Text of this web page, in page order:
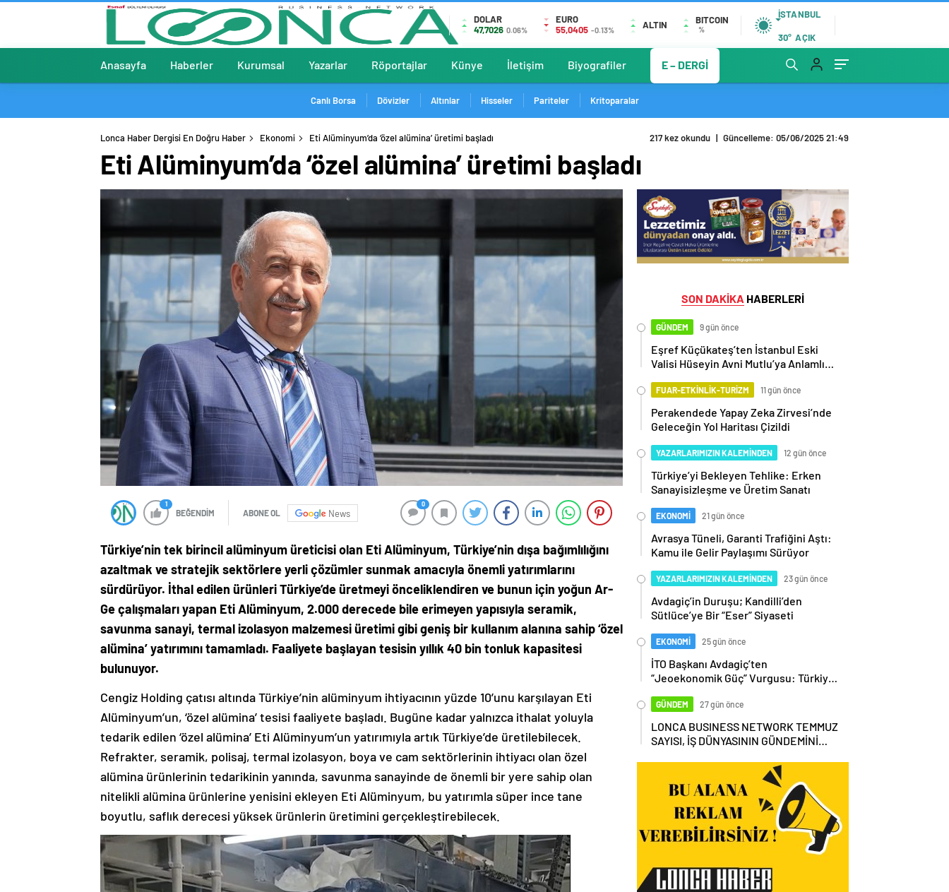
DOLAR
47,7026 0.06%
EURO
55,0405 -0.13% ALTIN BITCOIN
%
İSTANBUL
30° AÇIK
Anasayfa Haberler Kurumsal Yazarlar Röportajlar Künye İletişim Biyografiler E – DERGİ
Canlı Borsa Dövizler Altınlar Hisseler Pariteler Kritoparalar
Lonca Haber Dergisi En Doğru Haber Ekonomi Eti Alüminyum’da ‘özel alümina’ üretimi başladı 217 kez okundu | Güncelleme: 05/06/2025 21:49
Eti Alüminyum’da ‘özel alümina’ üretimi başladı
1
BEĞENDİM ABONE OL News
0
Türkiye’nin tek birincil alüminyum üreticisi olan Eti Alüminyum, Türkiye’nin dışa bağımlılığını
azaltmak ve stratejik sektörlere yerli çözümler sunmak amacıyla önemli yatırımlarını
sürdürüyor. İthal edilen ürünleri Türkiye’de üretmeyi önceliklendiren ve bunun için yoğun Ar-
Ge çalışmaları yapan Eti Alüminyum, 2.000 derecede bile erimeyen yapısıyla seramik,
savunma sanayi, termal izolasyon malzemesi üretimi gibi geniş bir kullanım alanına sahip ‘özel
alümina’ yatırımını tamamladı. Faaliyete başlayan tesisin yıllık 40 bin tonluk kapasitesi
bulunuyor.
Cengiz Holding çatısı altında Türkiye’nin alüminyum ihtiyacının yüzde 10’unu karşılayan Eti
Alüminyum’un, ‘özel alümina’ tesisi faaliyete başladı. Bugüne kadar yalnızca ithalat yoluyla
tedarik edilen ‘özel alümina’ Eti Alüminyum’un yatırımıyla artık Türkiye’de üretilebilecek.
Refrakter, seramik, polisaj, termal izolasyon, boya ve cam sektörlerinin ihtiyacı olan özel
alümina ürünlerinin tedarikinin yanında, savunma sanayinde de önemli bir yere sahip olan
nitelikli alümina ürünlerine yenisini ekleyen Eti Alüminyum, bu yatırımla süper ince tane
boyutlu, saflık derecesi yüksek ürünlerin üretimini gerçekleştirebilecek.
SON DAKİKA HABERLERİ
GÜNDEM 9 gün önce
Eşref Küçükateş’ten İstanbul Eski
Valisi Hüseyin Avni Mutlu’ya Anlamlı
FUAR-ETKİNLİK-TURİZM 11 gün önce
Perakendede Yapay Zeka Zirvesi’nde
Geleceğin Yol Haritası Çizildi
YAZARLARIMIZIN KALEMİNDEN 12 gün önce
Türkiye’yi Bekleyen Tehlike: Erken
Sanayisizleşme ve Üretim Sanatı
EKONOMİ 21 gün önce
Avrasya Tüneli, Garanti Trafiğini Aştı:
Kamu ile Gelir Paylaşımı Sürüyor
YAZARLARIMIZIN KALEMİNDEN 23 gün önce
Avdagiç’in Duruşu; Kandilli’den
Sütlüce’ye Bir “Eser” Siyaseti
EKONOMİ 25 gün önce
İTO Başkanı Avdagiç’ten
“Jeoekonomik Güç” Vurgusu: Türkiye,
Olmalı
GÜNDEM 27 gün önce
LONCA BUSINESS NETWORK TEMMUZ
SAYISI, İŞ DÜNYASININ GÜNDEMİNİ